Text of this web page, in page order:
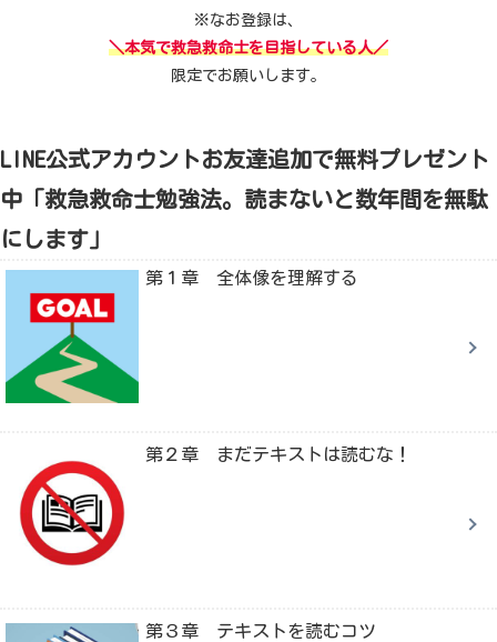
※なお登録は、
＼本気で救急救命士を目指している人／
限定でお願いします。
LINE公式アカウントお友達追加で無料プレゼント
中「救急救命士勉強法。読まないと数年間を無駄
にします」
第１章 全体像を理解する
第２章 まだテキストは読むな！
第３章 テキストを読むコツ